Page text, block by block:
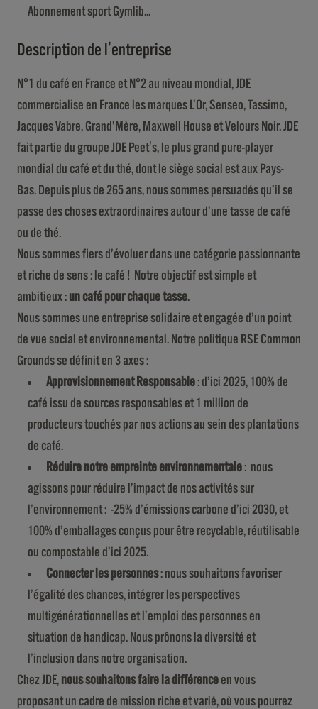
Abonnement sport Gymlib...
Description de l'entreprise
N°1 du café en France et N°2 au niveau mondial, JDE
commercialise en France les marques L’Or, Senseo, Tassimo,
Jacques Vabre, Grand’Mère, Maxwell House et Velours Noir. JDE
fait partie du groupe JDE Peet's, le plus grand pure-player
mondial du café et du thé, dont le siège social est aux Pays-
Bas. Depuis plus de 265 ans, nous sommes persuadés qu’il se
passe des choses extraordinaires autour d’une tasse de café
ou de thé.
Nous sommes fiers d’évoluer dans une catégorie passionnante
et riche de sens : le café ! Notre objectif est simple et
ambitieux : un café pour chaque tasse.
Nous sommes une entreprise solidaire et engagée d’un point
de vue social et environnemental. Notre politique RSE Common
Grounds se définit en 3 axes :
Approvisionnement Responsable : d’ici 2025, 100% de
café issu de sources responsables et 1 million de
producteurs touchés par nos actions au sein des plantations
de café.
Réduire notre empreinte environnementale : nous
agissons pour réduire l’impact de nos activités sur
l’environnement : -25% d’émissions carbone d’ici 2030, et
100% d’emballages conçus pour être recyclable, réutilisable
ou compostable d’ici 2025.
Connecter les personnes: nous souhaitons favoriser
l’égalité des chances, intégrer les perspectives
multigénérationnelles et l’emploi des personnes en
situation de handicap. Nous prônons la diversité et
l’inclusion dans notre organisation.
Chez JDE, nous souhaitons faire la différence en vous
proposant un cadre de mission riche et varié, où vous pourrez